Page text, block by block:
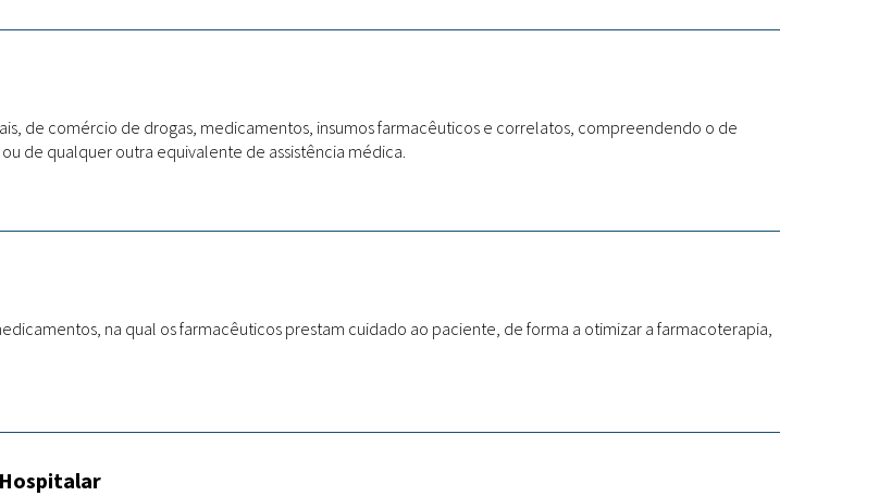
de comércio de drogas, medicamentos, insumos farmacêuticos e correlatos, compreendendo o de
de qualquer outra equivalente de assistência médica.
na qual os farmacêuticos prestam cuidado ao paciente, de forma a otimizar a farmacoterapia,